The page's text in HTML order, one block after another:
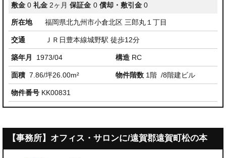
敷金 0 礼金 2ヶ月 保証金 0 償却・敷引金 0
所在地 福岡県北九州市小倉北区 三郎丸１丁目
交通 ＪＲ日豊本線城野駅 徒歩12分
築年月 1973/04 構造 RC
面積 7.86/坪26.00m² 物件階数 1階 /8階建ビル
物件番号 KK00831
【事務所】オフィス・サロンに/遠賀郡遠賀町松の本